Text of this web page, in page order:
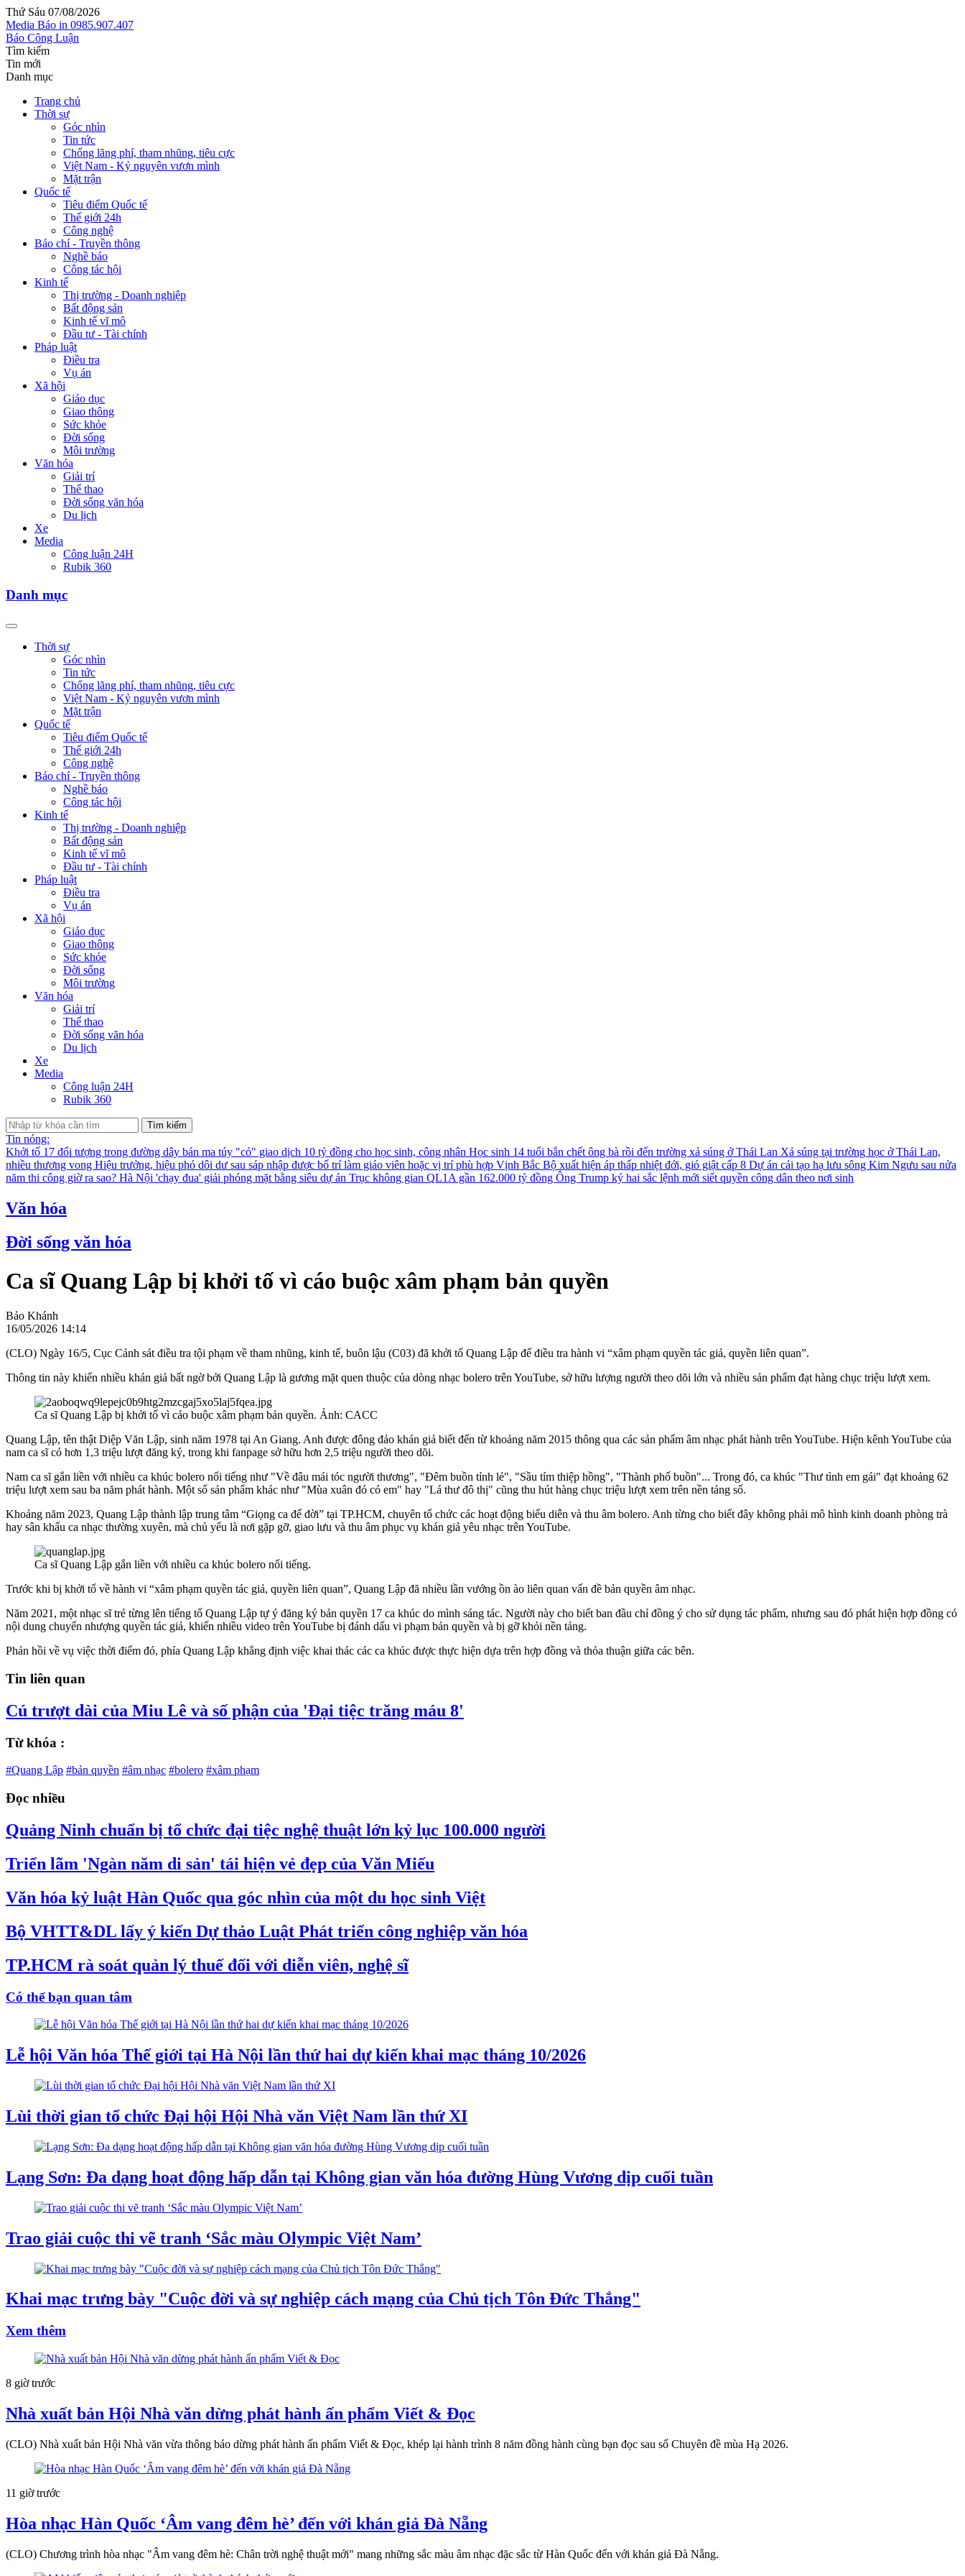
Thứ Sáu 07/08/2026
Media Báo in 0985.907.407
Báo Công Luận
Tìm kiếm
Tin mới
Danh mục
Trang chủ
Thời sự
Góc nhìn
Tin tức
Chống lãng phí, tham nhũng, tiêu cực
Việt Nam - Kỷ nguyên vươn mình
Mặt trận
Quốc tế
Tiêu điểm Quốc tế
Thế giới 24h
Công nghệ
Báo chí - Truyền thông
Nghề báo
Công tác hội
Kinh tế
Thị trường - Doanh nghiệp
Bất động sản
Kinh tế vĩ mô
Đầu tư - Tài chính
Pháp luật
Điều tra
Vụ án
Xã hội
Giáo dục
Giao thông
Sức khỏe
Đời sống
Môi trường
Văn hóa
Giải trí
Thể thao
Đời sống văn hóa
Du lịch
Xe
Media
Công luận 24H
Rubik 360
Danh mục
Thời sự
Góc nhìn
Tin tức
Chống lãng phí, tham nhũng, tiêu cực
Việt Nam - Kỷ nguyên vươn mình
Mặt trận
Quốc tế
Tiêu điểm Quốc tế
Thế giới 24h
Công nghệ
Báo chí - Truyền thông
Nghề báo
Công tác hội
Kinh tế
Thị trường - Doanh nghiệp
Bất động sản
Kinh tế vĩ mô
Đầu tư - Tài chính
Pháp luật
Điều tra
Vụ án
Xã hội
Giáo dục
Giao thông
Sức khỏe
Đời sống
Môi trường
Văn hóa
Giải trí
Thể thao
Đời sống văn hóa
Du lịch
Xe
Media
Công luận 24H
Rubik 360
Tìm kiếm
Tin nóng:
Khởi tố 17 đối tượng trong đường dây bán ma túy "cỏ" giao dịch 10 tỷ đồng cho học sinh, công nhân Học sinh 14 tuổi bắn chết ông bà rồi đến trường xả súng ở Thái Lan Xả súng tại trường học ở Thái Lan,
nhiều thương vong Hiệu trưởng, hiệu phó dôi dư sau sáp nhập được bố trí làm giáo viên hoặc vị trí phù hợp Vịnh Bắc Bộ xuất hiện áp thấp nhiệt đới, gió giật cấp 8 Dự án cải tạo hạ lưu sông Kim Ngưu sau nửa
năm thi công giờ ra sao? Hà Nội 'chạy đua' giải phóng mặt bằng siêu dự án Trục không gian QL1A gần 162.000 tỷ đồng Ông Trump ký hai sắc lệnh mới siết quyền công dân theo nơi sinh
Văn hóa
Đời sống văn hóa
Ca sĩ Quang Lập bị khởi tố vì cáo buộc xâm phạm bản quyền
Bảo Khánh
16/05/2026 14:14
(CLO) Ngày 16/5, Cục Cảnh sát điều tra tội phạm về tham nhũng, kinh tế, buôn lậu (C03) đã khởi tố Quang Lập để điều tra hành vi “xâm phạm quyền tác giả, quyền liên quan”.
Thông tin này khiến nhiều khán giả bất ngờ bởi Quang Lập là gương mặt quen thuộc của dòng nhạc bolero trên YouTube, sở hữu lượng người theo dõi lớn và nhiều sản phẩm đạt hàng chục triệu lượt xem.
Ca sĩ Quang Lập bị khởi tố vì cáo buộc xâm phạm bản quyền. Ảnh: CACC
Quang Lập, tên thật Diệp Văn Lập, sinh năm 1978 tại An Giang. Anh được đông đảo khán giả biết đến từ khoảng năm 2015 thông qua các sản phẩm âm nhạc phát hành trên YouTube. Hiện kênh YouTube của
nam ca sĩ có hơn 1,3 triệu lượt đăng ký, trong khi fanpage sở hữu hơn 2,5 triệu người theo dõi.
Nam ca sĩ gắn liền với nhiều ca khúc bolero nổi tiếng như "Về đâu mái tóc người thương", "Đêm buồn tỉnh lẻ", "Sầu tím thiệp hồng", "Thành phố buồn"... Trong đó, ca khúc "Thư tình em gái" đạt khoảng 62
triệu lượt xem sau ba năm phát hành. Một số sản phẩm khác như "Mùa xuân đó có em" hay "Lá thư đô thị" cũng thu hút hàng chục triệu lượt xem trên nền tảng số.
Khoảng năm 2023, Quang Lập thành lập trung tâm “Giọng ca để đời” tại TP.HCM, chuyên tổ chức các hoạt động biểu diễn và thu âm bolero. Anh từng cho biết đây không phải mô hình kinh doanh phòng trà
hay sân khấu ca nhạc thường xuyên, mà chủ yếu là nơi gặp gỡ, giao lưu và thu âm phục vụ khán giả yêu nhạc trên YouTube.
Ca sĩ Quang Lập gắn liền với nhiều ca khúc bolero nổi tiếng.
Trước khi bị khởi tố về hành vi “xâm phạm quyền tác giả, quyền liên quan”, Quang Lập đã nhiều lần vướng ồn ào liên quan vấn đề bản quyền âm nhạc.
Năm 2021, một nhạc sĩ trẻ từng lên tiếng tố Quang Lập tự ý đăng ký bản quyền 17 ca khúc do mình sáng tác. Người này cho biết ban đầu chỉ đồng ý cho sử dụng tác phẩm, nhưng sau đó phát hiện hợp đồng có
nội dung chuyển nhượng quyền tác giả, khiến nhiều video trên YouTube bị đánh dấu vi phạm bản quyền và bị gỡ khỏi nền tảng.
Phản hồi về vụ việc thời điểm đó, phía Quang Lập khẳng định việc khai thác các ca khúc được thực hiện dựa trên hợp đồng và thỏa thuận giữa các bên.
Tin liên quan
Cú trượt dài của Miu Lê và số phận của 'Đại tiệc trăng máu 8'
Từ khóa :
#Quang Lập #bản quyền #âm nhạc #bolero #xâm phạm
Đọc nhiều
Quảng Ninh chuẩn bị tổ chức đại tiệc nghệ thuật lớn kỷ lục 100.000 người
Triển lãm 'Ngàn năm di sản' tái hiện vẻ đẹp của Văn Miếu
Văn hóa kỷ luật Hàn Quốc qua góc nhìn của một du học sinh Việt
Bộ VHTT&DL lấy ý kiến Dự thảo Luật Phát triển công nghiệp văn hóa
TP.HCM rà soát quản lý thuế đối với diễn viên, nghệ sĩ
Có thể bạn quan tâm
Lễ hội Văn hóa Thế giới tại Hà Nội lần thứ hai dự kiến khai mạc tháng 10/2026
Lùi thời gian tổ chức Đại hội Hội Nhà văn Việt Nam lần thứ XI
Lạng Sơn: Đa dạng hoạt động hấp dẫn tại Không gian văn hóa đường Hùng Vương dịp cuối tuần
Trao giải cuộc thi vẽ tranh ‘Sắc màu Olympic Việt Nam’
Khai mạc trưng bày "Cuộc đời và sự nghiệp cách mạng của Chủ tịch Tôn Đức Thắng"
Xem thêm
8 giờ trước
Nhà xuất bản Hội Nhà văn dừng phát hành ấn phẩm Viết & Đọc
(CLO) Nhà xuất bản Hội Nhà văn vừa thông báo dừng phát hành ấn phẩm Viết & Đọc, khép lại hành trình 8 năm đồng hành cùng bạn đọc sau số Chuyên đề mùa Hạ 2026.
11 giờ trước
Hòa nhạc Hàn Quốc ‘Âm vang đêm hè’ đến với khán giả Đà Nẵng
(CLO) Chương trình hòa nhạc "Âm vang đêm hè: Chân trời nghệ thuật mới" mang những sắc màu âm nhạc đặc sắc từ Hàn Quốc đến với khán giả Đà Nẵng.